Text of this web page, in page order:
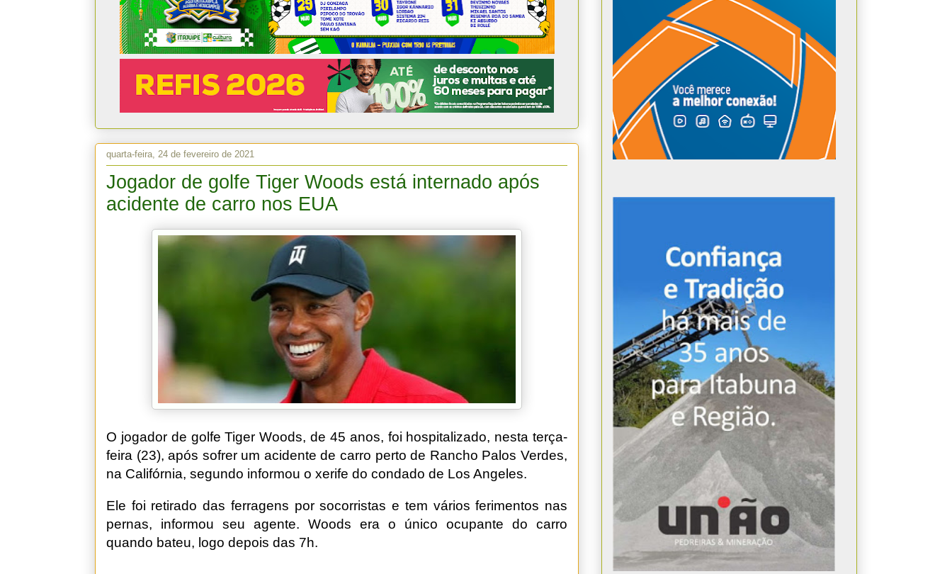
quarta-feira, 24 de fevereiro de 2021
Jogador de golfe Tiger Woods está internado após
acidente de carro nos EUA
O jogador de golfe Tiger Woods, de 45 anos, foi hospitalizado, nesta terça-
feira (23), após sofrer um acidente de carro perto de Rancho Palos Verdes,
na Califórnia, segundo informou o xerife do condado de Los Angeles.
Ele foi retirado das ferragens por socorristas e tem vários ferimentos nas
pernas, informou seu agente. Woods era o único ocupante do carro
quando bateu, logo depois das 7h.